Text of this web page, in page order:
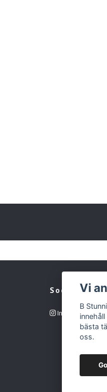
Sociala
Instagram
Vi
B
bästa
oss.